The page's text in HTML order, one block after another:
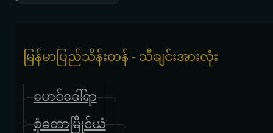
မြန်မာပြည်သိန်းတန် - သီချင်းအားလုံး
မောင်ခေါ်ရာ
စုံတောမြိုင်ယံ